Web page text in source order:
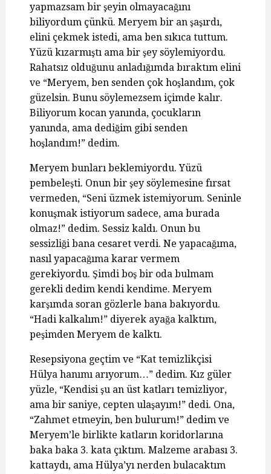
yapmazsam bir şeyin olmayacağını
biliyordum çünkü. Meryem bir an şaşırdı,
elini çekmek istedi, ama ben sıkıca tuttum.
Yüzü kızarmıştı ama bir şey söylemiyordu.
Rahatsız olduğunu anladığımda bıraktım elini
ve “Meryem, ben senden çok hoşlandım, çok
güzelsin. Bunu söylemezsem içimde kalır.
Biliyorum kocan yanında, çocukların
yanında, ama dediğim gibi senden
hoşlandım!” dedim.
Meryem bunları beklemiyordu. Yüzü
pembeleşti. Onun bir şey söylemesine fırsat
vermeden, “Seni üzmek istemiyorum. Seninle
konuşmak istiyorum sadece, ama burada
olmaz!” dedim. Sessiz kaldı. Onun bu
sessizliği bana cesaret verdi. Ne yapacağıma,
nasıl yapacağıma karar vermem
gerekiyordu. Şimdi boş bir oda bulmam
gerekli dedim kendi kendime. Meryem
karşımda soran gözlerle bana bakıyordu.
“Hadi kalkalım!” diyerek ayağa kalktım,
peşimden Meryem de kalktı.
Resepsiyona geçtim ve “Kat temizlikçisi
Hülya hanımı arıyorum…” dedim. Kız güler
yüzle, “Kendisi şu an üst katları temizliyor,
ama bir saniye, cepten ulaşayım!” dedi. Ona,
“Zahmet etmeyin, ben bulurum!” dedim ve
Meryem’le birlikte katların koridorlarına
baka baka 3. kata çıktım. Malzeme arabası 3.
kattaydı, ama Hülya’yı nerden bulacaktım